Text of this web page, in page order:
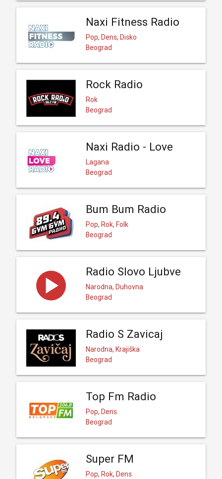
Naxi Fitness Radio
Pop, Dens, Disko
Beograd
Rock Radio
Rok
Beograd
Naxi Radio - Love
Lagana
Beograd
Bum Bum Radio
Pop, Rok, Folk
Beograd
Radio Slovo Ljubve
Narodna, Duhovna
Beograd
Radio S Zavicaj
Narodna, Krajiška
Beograd
Top Fm Radio
Pop, Dens
Beograd
Super FM
Pop, Rok, Dens